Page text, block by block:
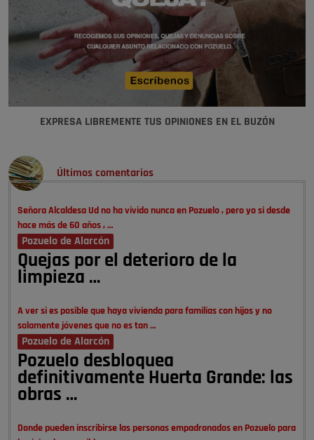
EXPRESA LIBREMENTE TUS OPINIONES EN EL BUZÓN
Últimos comentarios
Señora Alcaldesa Ud no ha vivido nunca en Pozuelo , pero yo si desde
hace más de 60 años , …
Pozuelo de Alarcón
Quejas por el deterioro de la
limpieza …
A ver si es posible que haya vivienda para familias con hijos y no
solamente jóvenes que no es tan …
Pozuelo de Alarcón
Pozuelo desbloquea
definitivamente Huerta Grande: las
obras …
Donde pueden inscribirse las personas empadronados en Pozuelo para